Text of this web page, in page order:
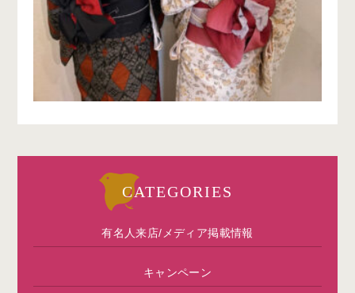
CATEGORIES
有名人来店/メディア掲載情報
キャンペーン